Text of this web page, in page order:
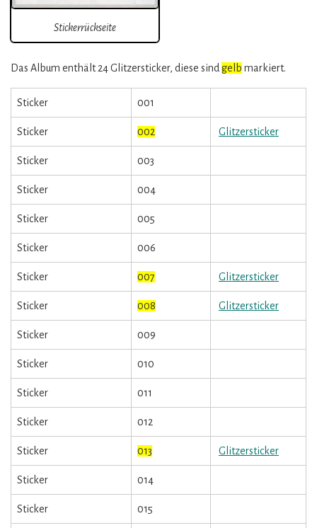
Stickerrückseite
Das Album enthält 24 Glitzersticker, diese sind gelb markiert.
Sticker 001
Sticker 002 Glitzersticker
Sticker 003
Sticker 004
Sticker 005
Sticker 006
Sticker 007 Glitzersticker
Sticker 008 Glitzersticker
Sticker 009
Sticker 010
Sticker 011
Sticker 012
Sticker 013 Glitzersticker
Sticker 014
Sticker 015